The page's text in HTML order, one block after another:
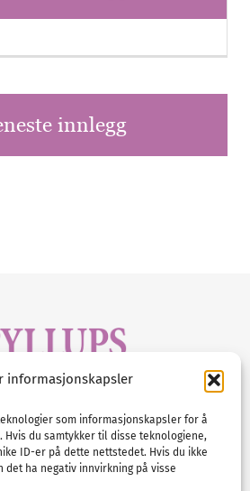
informasjonskapsler
som informasjonskapsler for å
du samtykker til disse teknologiene,
ID-er på dette nettstedet. Hvis du ikke
ha negativ innvirkning på visse
innlegg
:info@nordicbridalmedia.com
Norge
reserved.